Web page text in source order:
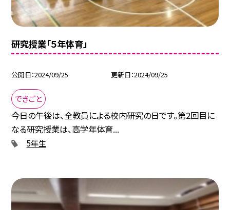
研究授業「５年体育」
公開日 2024/09/25 更新日 2024/09/25
できごと
今日の午後は、全教員による校内研究の日です。第2回目に
なる研究授業は、高学年体育...
5年生